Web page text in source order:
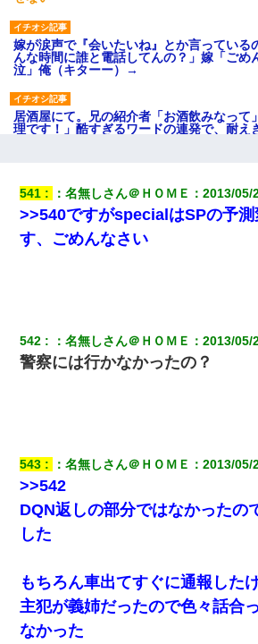
嫁が涙声で『会いたいね』とか言っている
んな時間に誰と電話してんの？」嫁「ご
泣」俺（キターー）→
居酒屋にて。兄の紹介者「お酒飲みなって
理です！」酷すぎるワードの連発で、耐え
私『貯金貯まったし、やっと家建てられる
帯住宅にした。それに貯金使った」→私『
っ」私『使った貯金はあげるから』→す
ていき、1時間後に号泣しながら出てきて…
だ、再婚して」私「なら父親と暮らせ」息
見合いにて。嫁「はじめまして」俺「失礼
すか？」
【衝撃】職場に入って来た綺麗な新人さん
に → 新人「ドンッ！」私「！？」→ 突然
の甲を踏みつけられて…
541 ：名無しさん＠ＨＯＭＥ ：2013/05/
>>540ですがspecialはSPの予
す、ごめんなさい
542 ：名無しさん＠ＨＯＭＥ ：2013/05/
警察には行かなかったの？
543 ：名無しさん＠ＨＯＭＥ ：2013/05/
>>542
DQN返しの部分ではなかったの
した
もちろん車出てすぐに通報した
主犯が義姉だったので色々話合
なかった